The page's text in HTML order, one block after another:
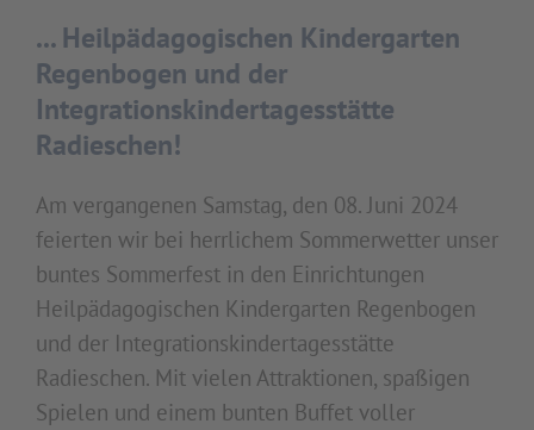
... Heilpädagogischen Kindergarten
Regenbogen und der
Integrationskindertagesstätte
Radieschen!
Am vergangenen Samstag, den 08. Juni 2024
feierten wir bei herrlichem Sommerwetter unser
buntes Sommerfest in den Einrichtungen
Heilpädagogischen Kindergarten Regenbogen
und der Integrationskindertagesstätte
Radieschen. Mit vielen Attraktionen, spaßigen
Spielen und einem bunten Buffet voller